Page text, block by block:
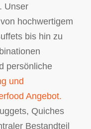
Unser
hochwertigem
bis hin zu
persönliche
und
Angebot.
Quiches
Bestandteil